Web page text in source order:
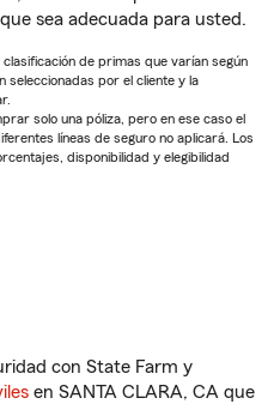
sea adecuada para usted.
de primas que varían según
seleccionadas por el cliente y la
solo una póliza, pero en ese caso el
líneas de seguro no aplicará. Los
disponibilidad y elegibilidad
con State Farm y
en SANTA CLARA, CA que